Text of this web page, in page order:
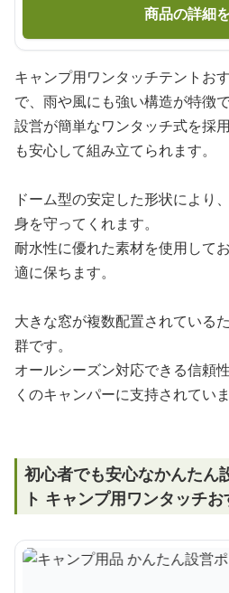
商品の詳細
キャンプ用ワンタッチテントお
で、雨や風にも強い構造が特徴で
設営が簡単なワンタッチ式を採
も安心して組み立てられます。
ドーム型の安定した形状により
身を守ってくれます。
耐水性に優れた素材を使用して
適に保ちます。
大きな窓が複数配置されている
群です。
オールシーズン対応できる信頼
くのキャンパーに支持されていま
初心者でも安心なかんたん
ト キャンプ用ワンタッチ